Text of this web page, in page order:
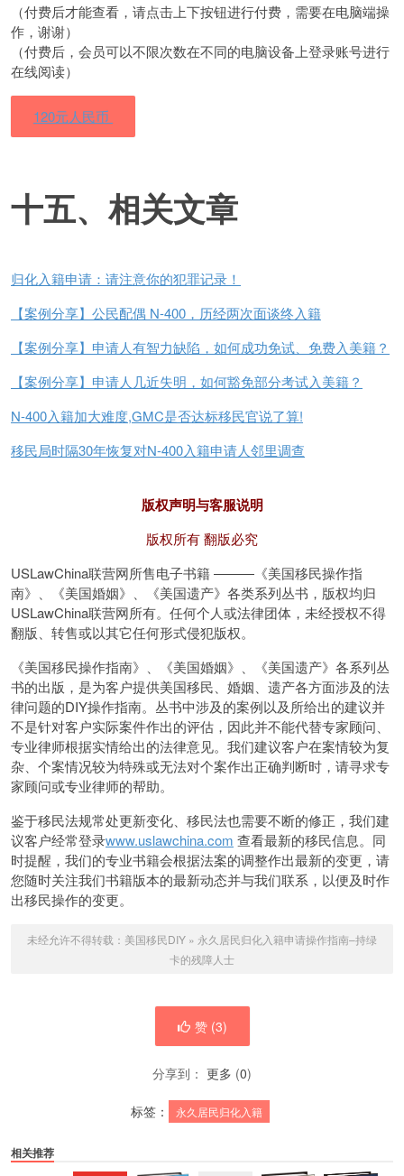
（付费后才能查看，请点击上下按钮进行付费，需要在电脑端操
作，谢谢）
（付费后，会员可以不限次数在不同的电脑设备上登录账号进行
在线阅读）
120元人民币
十五、相关文章
归化入籍申请：请注意你的犯罪记录！
【案例分享】公民配偶 N-400，历经两次面谈终入籍
【案例分享】申请人有智力缺陷，如何成功免试、免费入美籍？
【案例分享】申请人几近失明，如何豁免部分考试入美籍？
N-400入籍加大难度,GMC是否达标移民官说了算!
移民局时隔30年恢复对N-400入籍申请人邻里调查
版权声明与客服说明
版权所有 翻版必究
USLawChina联营网所售电子书籍 ―――《美国移民操作指
南》、《美国婚姻》、《美国遗产》各类系列丛书，版权均归
USLawChina联营网所有。任何个人或法律团体，未经授权不得
翻版、转售或以其它任何形式侵犯版权。
《美国移民操作指南》、《美国婚姻》、《美国遗产》各系列丛
书的出版，是为客户提供美国移民、婚姻、遗产各方面涉及的法
律问题的DIY操作指南。丛书中涉及的案例以及所给出的建议并
不是针对客户实际案件作出的评估，因此并不能代替专家顾问、
专业律师根据实情给出的法律意见。我们建议客户在案情较为复
杂、个案情况较为特殊或无法对个案作出正确判断时，请寻求专
家顾问或专业律师的帮助。
鉴于移民法规常处更新变化、移民法也需要不断的修正，我们建
议客户经常登录www.uslawchina.com 查看最新的移民信息。同
时提醒，我们的专业书籍会根据法案的调整作出最新的变更，请
您随时关注我们书籍版本的最新动态并与我们联系，以便及时作
出移民操作的变更。
未经允许不得转载： 美国移民DIY » 永久居民归化入籍申请操作指南–持绿
卡的残障人士
赞 (3)
分享到： 更多 (0)
标签： 永久居民归化入籍
相关推荐